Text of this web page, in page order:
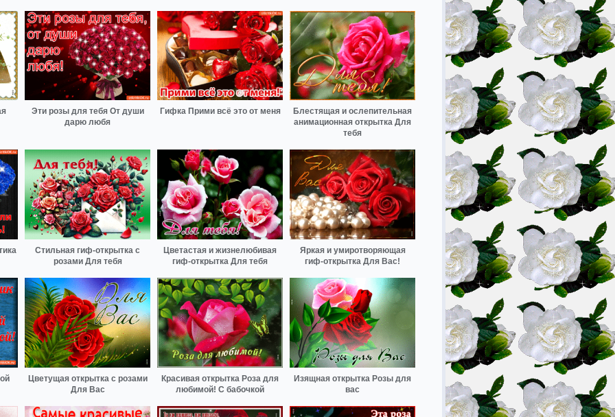
Эти розы для тебя От души
дарю любя
Гифка Прими всё это от меня
Блестящая и ослепительная
анимационная открытка Для
тебя
Стильная гиф-открытка с
розами Для тебя
Цветастая и жизнелюбивая
гиф-открытка Для тебя
Яркая и умиротворяющая
гиф-открытка Для Вас!
Цветущая открытка с розами
Для Вас
Красивая открытка Роза для
любимой! С бабочкой
Изящная открытка Розы для
вас